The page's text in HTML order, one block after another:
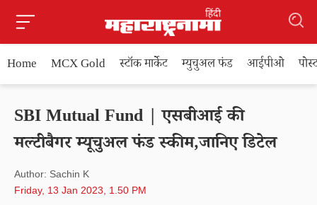
Home MCX Gold स्टॉक मार्केट म्युचुअल फंड आईपीओ
SBI Mutual Fund | एसबीआई की
मल्टीबैगर म्यूचुअल फंड स्कीम,जानिए डिटेल
Author: Sachin K
Friday, 13 Jan 2023, 1.50 PM